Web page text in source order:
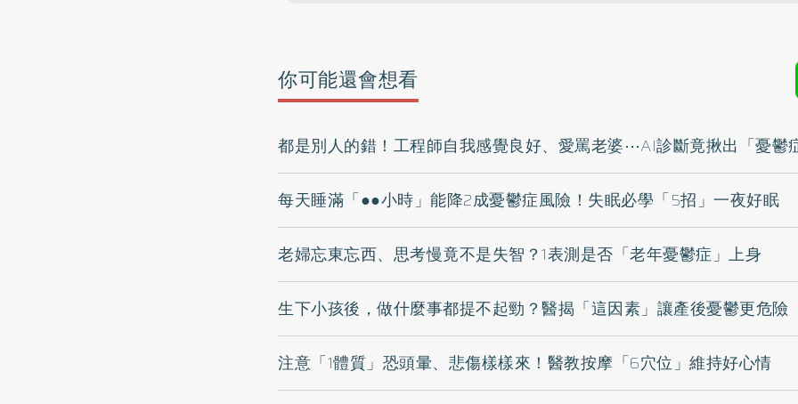
你可能還會想看
都是別人的錯！工程師自我感覺良好、愛罵老婆⋯AI診斷竟揪出「憂鬱
每天睡滿「●●小時」能降2成憂鬱症風險！失眠必學「5招」一夜好眠
老婦忘東忘西、思考慢竟不是失智？1表測是否「老年憂鬱症」上身
生下小孩後，做什麼事都提不起勁？醫揭「這因素」讓產後憂鬱更危險
注意「1體質」恐頭暈、悲傷樣樣來！醫教按摩「6穴位」維持好心情